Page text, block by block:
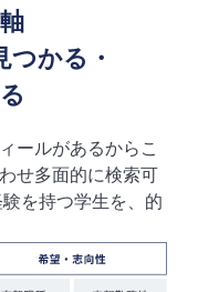
つかる・
ールがあるからこ
せ多面的に検索可
を持つ学生を、的